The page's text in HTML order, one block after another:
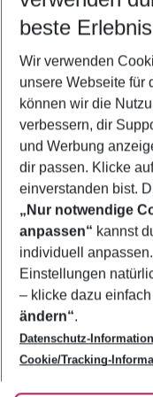
2 Erwachsene
Footer
Footer navigation
Über uns
AGB
Bestpreisgarantie
Cookie-Einstellungen
Cookie-Richtlinie
Agenturbetreuung
Barrierefreies Reisen
Folge uns
beste
Wir verwenden
unsere Webseite für
können wir die
verbessern, dir
und Werbung
dir passen. Klicke
einverstanden bist.
„Nur notwendige
anpassen“ kannst
individuell
Einstellungen
– klicke dazu
ändern“.
Datenschutz-
Cookie/Tracking-